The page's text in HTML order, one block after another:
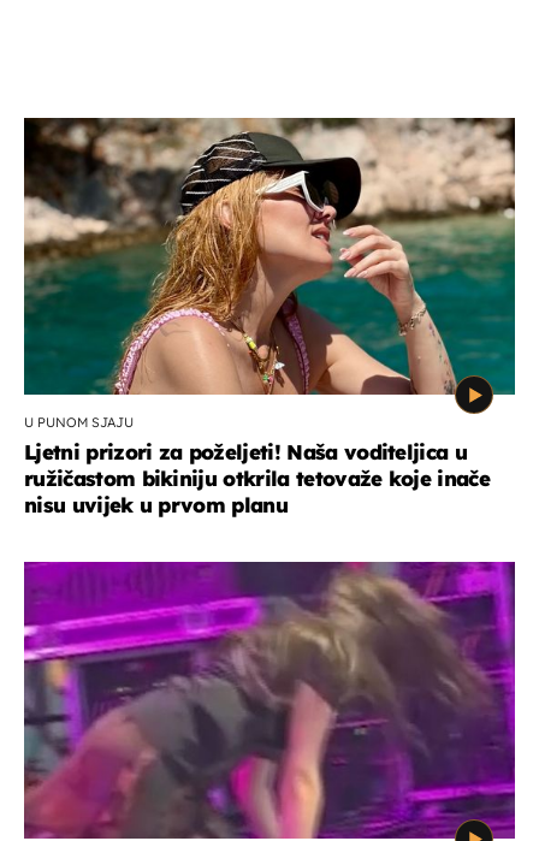
U PUNOM SJAJU
Ljetni prizori za poželjeti! Naša voditeljica u
ružičastom bikiniju otkrila tetovaže koje inače
nisu uvijek u prvom planu